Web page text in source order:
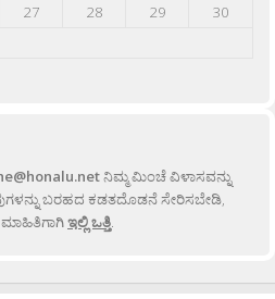
27 28 29
30
ನಿಮ್ಮ ಮಿಂಚೆ ವಿಳಾಸವನ್ನು
ಬರಹದ ಕಡತದೊಡನೆ ಸೇರಿಸಬೇಡಿ,
ಇಲ್ಲಿ ಒತ್ತಿ.